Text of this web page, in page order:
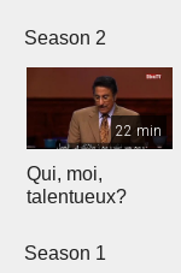
Temporaire
Season 2
22 min
Qui, moi,
talentueux?
Season 1